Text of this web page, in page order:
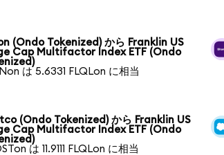
(Ondo Tokenized) から Franklin US
Cap Multifactor Index ETF (Ondo
は 5.6331 FLQLon に相当
(Ondo Tokenized) から Franklin US
Cap Multifactor Index ETF (Ondo
は 11.9111 FLQLon に相当